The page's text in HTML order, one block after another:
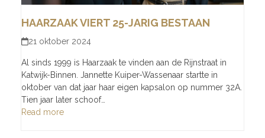
HAARZAAK VIERT 25-JARIG BESTAAN
21 oktober 2024
Al sinds 1999 is Haarzaak te vinden aan de Rijnstraat in
Katwijk-Binnen. Jannette Kuiper-Wassenaar startte in
oktober van dat jaar haar eigen kapsalon op nummer 32A.
Tien jaar later schoof…
Read more